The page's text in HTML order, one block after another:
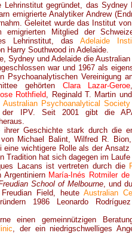
gegründet, das Sydney
emigrierte Analytiker Andrew
Geleitet wurde das Institut
Mitglied der
Lehrinstitut, dasAdelaide
Harry Southwood in Adelaide.
Sydney und Adelaide die
war und 1967 als
Psychoanalytischen Vereinigung
gehörten Clara Lazar-Geroe
Rothfield, Reginald T. Martin
Australian Psychoanalytical Society
der IPV. Seit 2001 gibt die
Geschichte stark durch die
Michael Balint, Wilfred R.
eine wichtigere Rolle als der Ansatz
Tradition hat sich dagegen im
Lacans ist vertreten durch die
Argentiniern María-Inés Rotmiler de
School of Melbourne, und
Field, heute Australian
1986 Leonardo
einen gemeinnützigen
, der ein niedrigschwelliges